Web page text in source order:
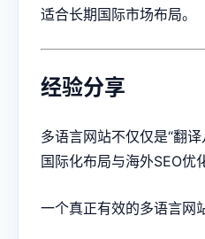
适合长期国际市场布局。
经验分享
多语言网站不仅仅是“翻
国际化布局与海外SEO优
一个真正有效的多语言网